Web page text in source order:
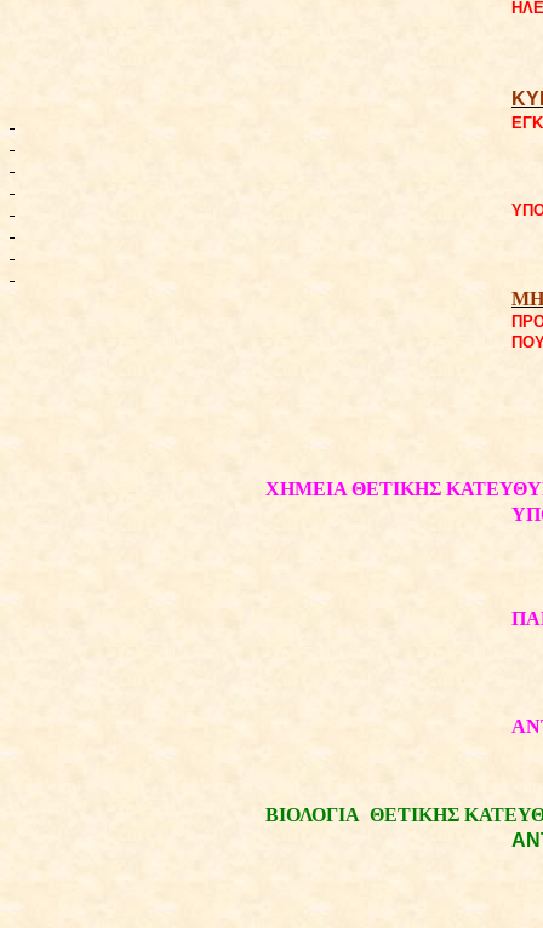
ΧΗΜΕΙΑ ΘΕΤΙΚΗΣ
ΒΙΟΛΟΓΙΑ ΘΕΤΙΚΗΣ